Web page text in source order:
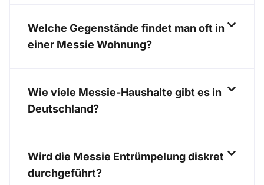
Welche Gegenstände findet man oft in
einer Messie Wohnung?
Wie viele Messie-Haushalte gibt es in
Deutschland?
Wird die Messie Entrümpelung diskret
durchgeführt?